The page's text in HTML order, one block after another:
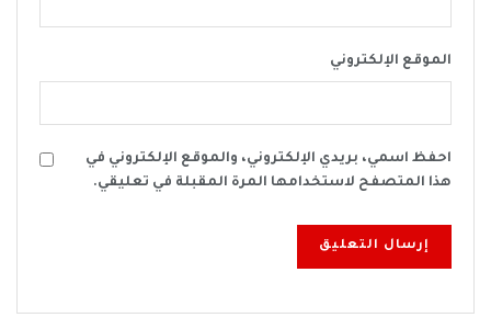
الموقع الإلكتروني
احفظ اسمي، بريدي الإلكتروني، والموقع الإلكتروني في
هذا المتصفح لاستخدامها المرة المقبلة في تعليقي.